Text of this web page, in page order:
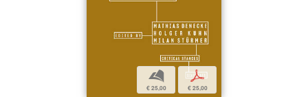
b
€ 25,00
p
€ 25,00